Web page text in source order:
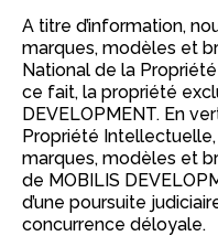
A titre d’information,
marques, modèles et
National de la
ce fait, la propriété
DEVELOPMENT. En
Propriété
marques, modèles et
de MOBILIS
d’une poursuite
concurrence déloyale.